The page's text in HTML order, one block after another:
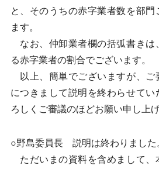
と、そのうちの赤字業者数を部門
ます。
なお、仲卸業者欄の括弧書きは
る赤字業者の割合でございます。
以上、簡単でございますが、ご
につきまして説明を終わらせてい
ろしくご審議のほどお願い申し上げ
○野島委員長 説明は終わりました
ただいまの資料を含めまして、